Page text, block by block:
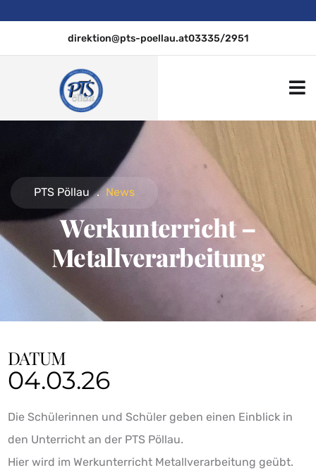
direktion@pts-poellau.at03335/2951
PTS Pöllau . News
Werkunterricht –
Metallverarbeitung
DATUM
04.03.26
Die Schülerinnen und Schüler geben einen Einblick in
den Unterricht an der PTS Pöllau.
Hier wird im Werkunterricht Metallverarbeitung geübt.